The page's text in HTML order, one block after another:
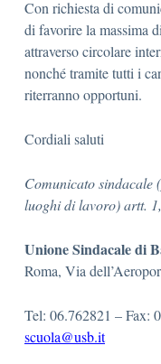
Con richiesta di
di favorire la massima
attraverso circolare
nonché tramite tutti i
riterranno opportuni.
Cordiali saluti
Comunicato sindacale
luoghi di lavoro) artt.
Unione Sindacale di
Roma, Via
Tel: 06.762821 – Fax:
scuola@usb.it